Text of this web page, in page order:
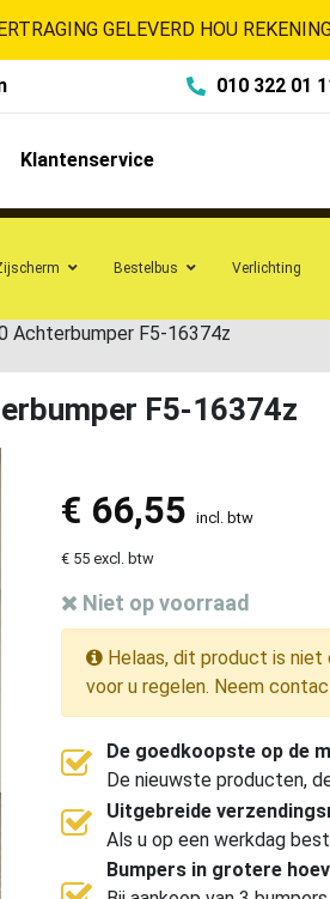
GELEVERD HOU
010 322 01
Klantenservice
Bestelbus Verlichting
Achterbumper F5-16374z
F5-16374z
€ 66,55 incl. btw
€ 55 excl. btw
Niet op voorraad
Helaas, dit product is niet
voor u regelen. Neem
De goedkoopste op de
De nieuwste producten,
Uitgebreide
Als u op een werkdag
Bumpers in grotere